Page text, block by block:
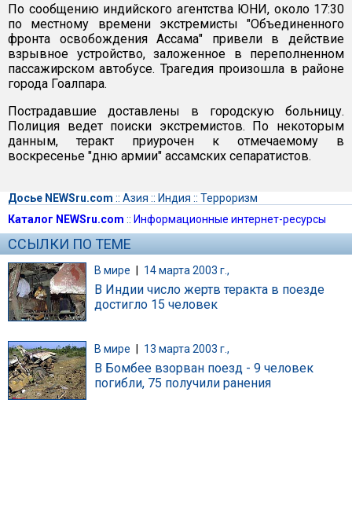
По сообщению индийского агентства ЮНИ, около 17:30
по местному времени экстремисты "Объединенного
фронта освобождения Ассама" привели в действие
взрывное устройство, заложенное в переполненном
пассажирском автобусе. Трагедия произошла в районе
города Гоалпара.
Пострадавшие доставлены в городскую больницу.
Полиция ведет поиски экстремистов. По некоторым
данным, теракт приурочен к отмечаемому в
воскресенье "дню армии" ассамских сепаратистов.
Досье NEWSru.com :: Азия :: Индия :: Терроризм
Каталог NEWSru.com :: Информационные интернет-ресурсы
ССЫЛКИ ПО ТЕМЕ
В мире | 14 марта 2003 г.,
В Индии число жертв теракта в поезде
достигло 15 человек
В мире 13 марта 2003 г.,
В Бомбее взорван поезд - 9 человек
погибли, 75 получили ранения